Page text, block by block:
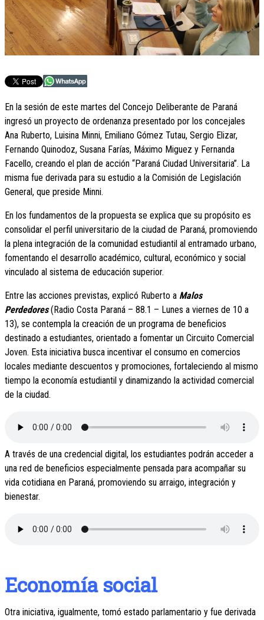
En la sesión de este martes del Concejo Deliberante de Paraná
ingresó un proyecto de ordenanza presentado por los concejales
Ana Ruberto, Luisina Minni, Emiliano Gómez Tutau, Sergio Elizar,
Fernando Quinodoz, Susana Farías, Máximo Miguez y Fernanda
Facello, creando el plan de acción “Paraná Ciudad Universitaria”. La
misma fue derivada para su estudio a la Comisión de Legislación
General, que preside Minni.
En los fundamentos de la propuesta se explica que su propósito es
consolidar el perfil universitario de la ciudad de Paraná, promoviendo
la plena integración de la comunidad estudiantil al entramado urbano,
fomentando el desarrollo académico, cultural, económico y social
vinculado al sistema de educación superior.
Entre las acciones previstas, explicó Ruberto a Malos
Perdedores(Radio Costa Paraná – 88.1 – Lunes a viernes de 10 a
13), se contempla la creación de un programa de beneficios
destinado a estudiantes, orientado a fomentar un Circuito Comercial
Joven. Esta iniciativa busca incentivar el consumo en comercios
locales mediante descuentos y promociones, fortaleciendo al mismo
tiempo la economía estudiantil y dinamizando la actividad comercial
de la ciudad.
A través de una credencial digital, los estudiantes podrán acceder a
una red de beneficios especialmente pensada para acompañar su
vida cotidiana en Paraná, promoviendo su arraigo, integración y
bienestar.
Economía social
Otra iniciativa, igualmente, tomó estado parlamentario y fue derivada